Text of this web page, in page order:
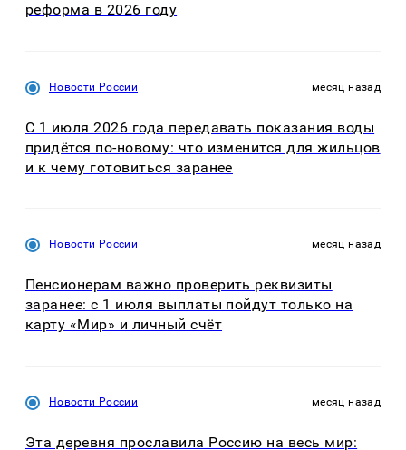
реформа в 2026 году
Новости России месяц назад
С 1 июля 2026 года передавать показания воды
придётся по-новому: что изменится для жильцов
и к чему готовиться заранее
Новости России месяц назад
Пенсионерам важно проверить реквизиты
заранее: с 1 июля выплаты пойдут только на
карту «Мир» и личный счёт
Новости России месяц назад
Эта деревня прославила Россию на весь мир: